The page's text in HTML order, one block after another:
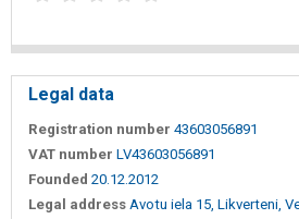
Legal data
Registration number 43603056891
VAT number LV43603056891
Founded 20.12.2012
Legal address Avotu iela 15, Likverteni,